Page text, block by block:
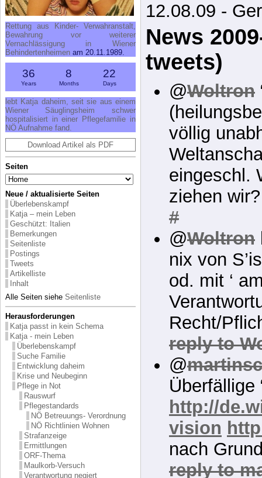
Rettung aus Kinder- Verwahranstalt,
Bewahrung vor weiterer
Vernachlässigung in Wiener
Behindertenheimen am 20.11.1989.
36
Years
8
Months
22
Days
lebt Katja daheim, seit sie aus einem
Wiener Säuglingsheim schwer
hospitalisiert in einer Pflegefamilie in
NÖ Aufnahme fand.
Download Artikel als PDF
Seiten
Neue / aktualisierte Seiten
Überlebenskampf
Katja – mein Leben
Geschützt: Italien
Bemerkungen
Seitenliste
Postings
Tweets
Artikelliste
Inhalt
Alle Seiten siehe Seitenliste
Herausforderungen
Katja passt in kein Schema
Katja - mein Leben
Überlebenskampf
Suche Familie
Entwicklung daheim
Krise und Neubeginn
Pflege in Not
Rauswurf
Pflegestandards
NÖ Betreuungs- Verordnung
NÖ Richtlinien Wohnen
Strafanzeige
Ermittlungen
ORF-Thema
Maulkorb-Versuch
Verantwortung negiert
12.08.09 -
News
tweets)
@Woltron
völlig
eingeschl.
ziehen
#
@Woltron
nix von
od. mit ‘
Recht/
reply to
@
Überfällige
http://
vision
nach
reply to